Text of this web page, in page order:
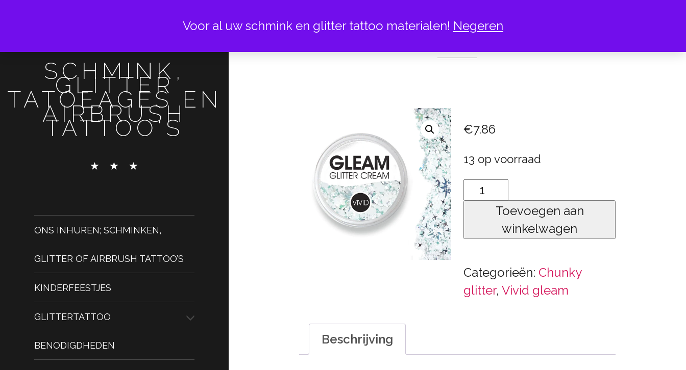
SCHMINK,
GLITTER
TATOEAGES EN
AIRBRUSH
TATTOO'S
ONS INHUREN; SCHMINKEN,
GLITTER OF AIRBRUSH TATTOO’S
KINDERFEESTJES
GLITTERTATTOO
BENODIGDHEDEN
VIVID AVALANCH
€7.86
13 op voorraad
Vivid
AvalanchToevoegen aan
winkelwagen
Categorieën: Chunky
glitter,Vivid gleam
Beschrijving
Voor al uw schmink en glitter tattoo materialen! Negeren